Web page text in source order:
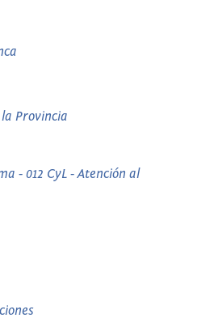
Provincia
- 012 CyL - Atención al